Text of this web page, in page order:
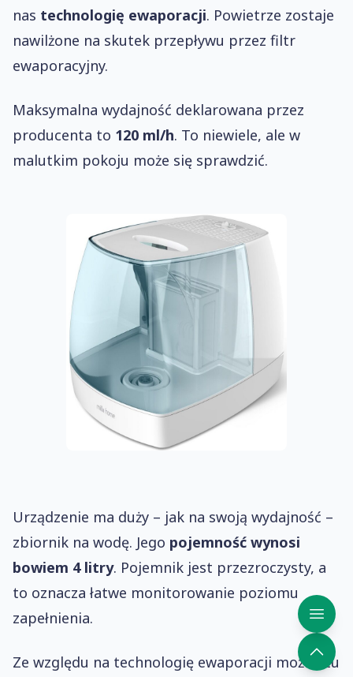
nas technologię ewaporacji. Powietrze zostaje
nawilżone na skutek przepływu przez filtr
ewaporacyjny.
Maksymalna wydajność deklarowana przez
producenta to 120 ml/h. To niewiele, ale w
malutkim pokoju może się sprawdzić.
Urządzenie ma duży – jak na swoją wydajność –
zbiornik na wodę. Jego pojemność wynosi
bowiem 4 litry. Pojemnik jest przezroczysty, a
to oznacza łatwe monitorowanie poziomu
zapełnienia.
Ze względu na technologię ewaporacji można tu